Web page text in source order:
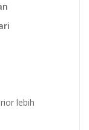
lebih